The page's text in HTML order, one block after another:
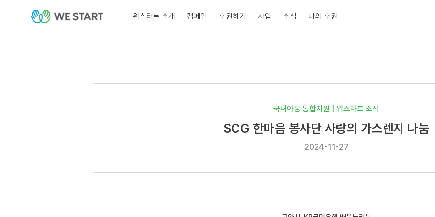
위스타트 소개 캠페인 후원하기 사업 소식 나의 후원
국내아동 통합지원 | 위스타트 소식
SCG 한마음 봉사단 사랑의 가스렌지 나눔
2024-11-27